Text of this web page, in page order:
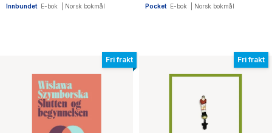
Innbundet E-bok Norsk bokmål Pocket E-bok Norsk bokmål
Fri frakt Fri frakt